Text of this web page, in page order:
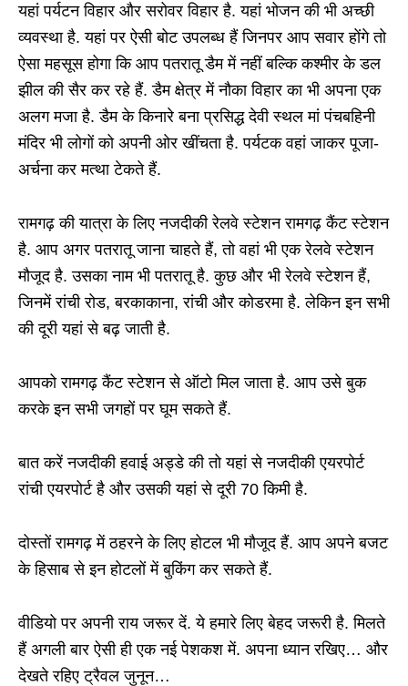
यहां पर्यटन विहार और सरोवर विहार है. यहां भोजन की भी अच्छी
व्यवस्था है. यहां पर ऐसी बोट उपलब्ध हैं जिनपर आप सवार होंगे तो
ऐसा महसूस होगा कि आप पतरातू डैम में नहीं बल्कि कश्मीर के डल
झील की सैर कर रहे हैं. डैम क्षेत्र में नौका विहार का भी अपना एक
अलग मजा है. डैम के किनारे बना प्रसिद्ध देवी स्थल मां पंचबहिनी
मंदिर भी लोगों को अपनी ओर खींचता है. पर्यटक वहां जाकर पूजा-
अर्चना कर मत्था टेकते हैं.
रामगढ़ की यात्रा के लिए नजदीकी रेलवे स्टेशन रामगढ़ कैंट स्टेशन
है. आप अगर पतरातू जाना चाहते हैं, तो वहां भी एक रेलवे स्टेशन
मौजूद है. उसका नाम भी पतरातू है. कुछ और भी रेलवे स्टेशन हैं,
जिनमें रांची रोड, बरकाकाना, रांची और कोडरमा है. लेकिन इन सभी
की दूरी यहां से बढ़ जाती है.
आपको रामगढ़ कैंट स्टेशन से ऑटो मिल जाता है. आप उसे बुक
करके इन सभी जगहों पर घूम सकते हैं.
बात करें नजदीकी हवाई अड्डे की तो यहां से नजदीकी एयरपोर्ट
रांची एयरपोर्ट है और उसकी यहां से दूरी 70 किमी है.
दोस्तों रामगढ़ में ठहरने के लिए होटल भी मौजूद हैं. आप अपने बजट
के हिसाब से इन होटलों में बुकिंग कर सकते हैं.
वीडियो पर अपनी राय जरूर दें. ये हमारे लिए बेहद जरूरी है. मिलते
हैं अगली बार ऐसी ही एक नई पेशकश में. अपना ध्यान रखिए… और
देखते रहिए ट्रैवल जुनून…